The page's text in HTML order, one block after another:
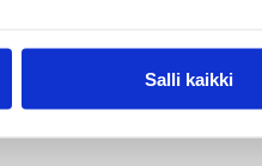
Salli kaikki